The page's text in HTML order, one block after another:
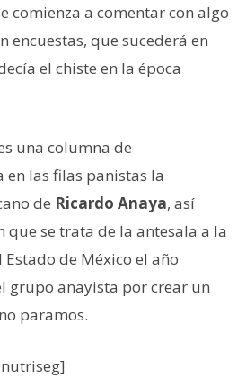
comienza a comentar con algo
encuestas, que sucederá en
el chiste en la época
una columna de
en las filas panistas la
de Ricardo Anaya, así
que se trata de la antesala a la
de México el año
grupo anayista por crear un
paramos.